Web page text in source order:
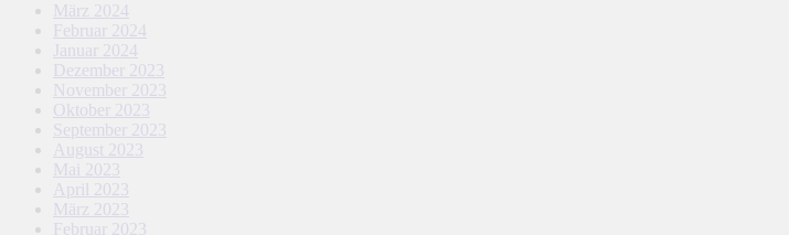
März 2024
Februar 2024
Januar 2024
Dezember 2023
November 2023
Oktober 2023
September 2023
August 2023
Mai 2023
April 2023
März 2023
Februar 2023